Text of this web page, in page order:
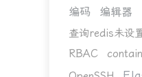
编码 编辑器
查询redis未设
RBAC